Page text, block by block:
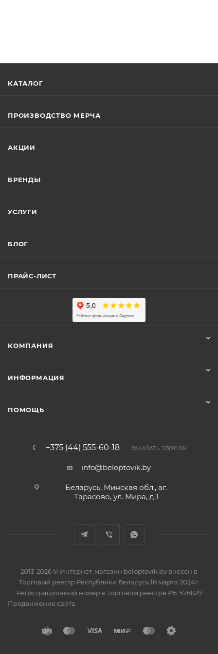
КАТАЛОГ
ПРОИЗВОДСТВО МЕРЧА
АКЦИИ
БРЕНДЫ
УСЛУГИ
БЛОГ
ПРАЙС-ЛИСТ
КОМПАНИЯ
ИНФОРМАЦИЯ
ПОМОЩЬ
+375 (44) 555-60-18 ЗАКАЗАТЬ ЗВОНОК
info@beloptovik.by
Беларусь, Минская обл., аг.
Тарасово, ул. Мира, д.1
2013-2026 © Интернет-магазин beloptovik.by внесен в
Торговый реестр Республики Беларусь 18 марта 2024г.
Регистрационный номер в Торговом реестре РБ: 576829
Продвижение сайта